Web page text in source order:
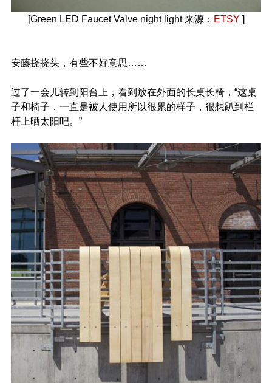
[Green LED Faucet Valve night light 来源： ETSY ]
安藤挠挠头，有些不好意思……
过了一会儿转到阳台上，看到放在外面的长桌长椅，“这桌
子和椅子，一直是被人使用所以很累的样子，很想趴到栏
杆上晒太阳吧。”